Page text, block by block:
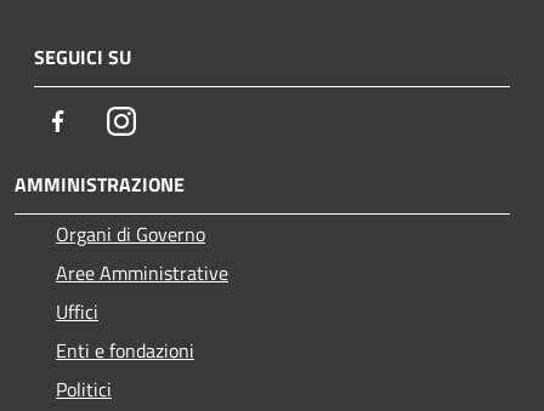
SEGUICI SU
FacebookInstagram
AMMINISTRAZIONE
Organi di Governo
Aree Amministrative
Uffici
Enti e fondazioni
Politici